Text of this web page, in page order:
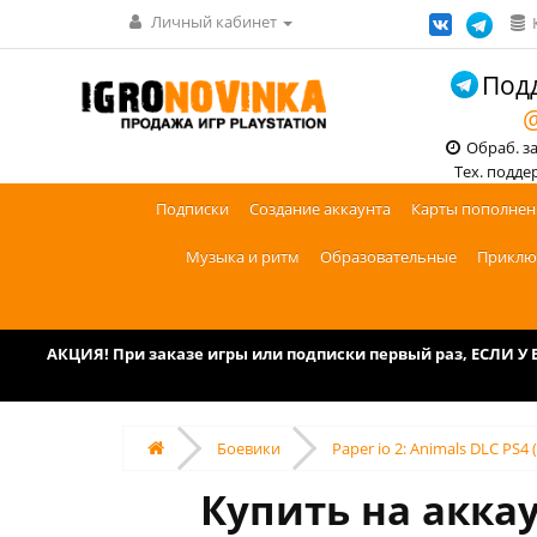
Личный кабинет
Обраб.
Тех.
Подписки
Создание аккаунта Карты
Музыка и ритм Образовательные
АКЦИЯ! При заказе игры или подписки первый раз, ЕСЛИ
Боевики Paper io 2: Animals DLC PS4
Купить на